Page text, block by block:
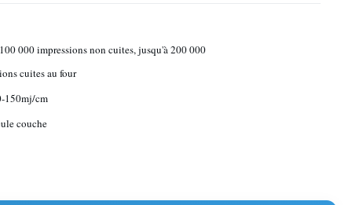
000 impressions non cuites, jusqu'à 200 000
cuites au four
150mj/cm
couche